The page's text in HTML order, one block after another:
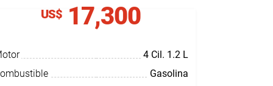
US$ 17,300
4 Cil. 1.2 L
Gasolina